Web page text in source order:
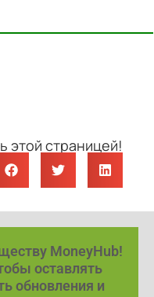
этой страницей!
MoneyHub!
оставлять
обновления и